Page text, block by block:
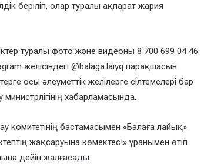
беріліп, олар туралы ақпарат жария
туралы фото және видеоны 8 700 699 04 46
желісіндегі @balaga.laiyq парақшасын
осы әлеуметтік желілерге сілтемелері бар
хабарламасында.
комитетінің бастамасымен «Балаға лайық»
жақсаруына көмектес!» ұранымен өтіп
дейін жалғасады.